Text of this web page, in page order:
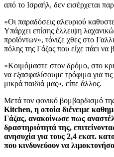
από το Ισραήλ, δεν εισέρχεται
«Οι παραδόσεις αλευριού
Υπάρχει επίσης έλλειψη
προϊόντων», τόνιζε χθες στο
πόλης της Γάζας που είχε πάει να
«Κοιμόμαστε στον δρόμο, στο
να εξασφαλίσουμε τρόφιμα για τις
μικρά παιδιά μας», είπε άλλος.
Μετά τον φονικό βομβαρδισμό
Kitchen, η οποία διένειμε
Γάζας, ανακοίνωσε πως
δραστηριότητά της,
ανησυχία για τους 2,4 εκατ.
που κινδυνεύουν να